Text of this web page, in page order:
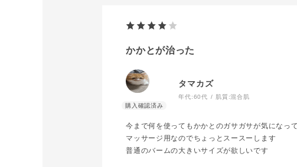
かかとが治った
タマカズ
年代:60代 肌質:混合肌
今まで何を使ってもかかとのガサガサが気になっ
マッサージ用なのでちょっとスースーします
普通のバームの大きいサイズが欲しいです